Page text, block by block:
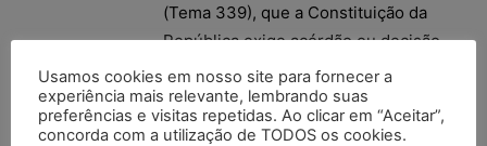
(Tema 339), que a Constituição da
República exige acórdão ou decisão
fundamentados, ainda que
sucintamente. A fundamentação do
acórdão recorrido se ajusta às
Usamos cookies em nosso site para fornecer a
experiência mais relevante, lembrando suas
preferências e visitas repetidas. Ao clicar em “Aceitar”,
concorda com a utilização de TODOS os cookies.